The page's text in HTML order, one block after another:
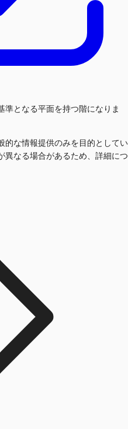
となる平面を持つ階になりま
な情報提供のみを目的としてい
異なる場合があるため、詳細につ